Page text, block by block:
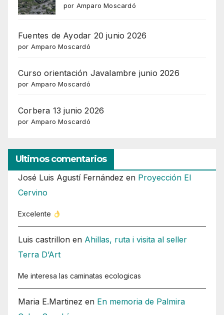
por Amparo Moscardó
Fuentes de Ayodar 20 junio 2026
por Amparo Moscardó
Curso orientación Javalambre junio 2026
por Amparo Moscardó
Corbera 13 junio 2026
por Amparo Moscardó
Ultimos comentarios
José Luis Agustí Fernández en Proyección El
Cervino
Excelente
Luis castrillon en Ahillas, ruta i visita al seller
Terra D’Art
Me interesa las caminatas ecologicas
Maria E.Martinez en En memoria de Palmira